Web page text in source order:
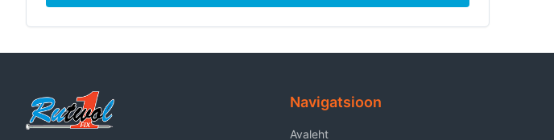
Navigatsioon
Avaleht